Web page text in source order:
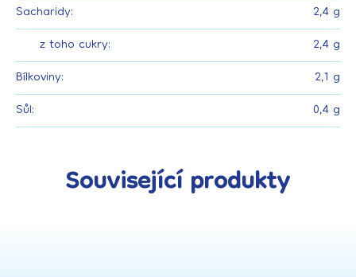
Sacharidy:
2,4 g
z toho cukry:
2,4 g
Bílkoviny:
2,1 g
Sůl:
0,4 g
Související produkty